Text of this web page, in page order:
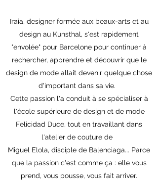
Iraia, designer formée aux beaux-arts et au
design au Kunsthal, s'est rapidement
"envolée" pour Barcelone pour continuer à
rechercher, apprendre et découvrir que le
design de mode allait devenir quelque chose
d'important dans sa vie.
Cette passion l'a conduit à se spécialiser à
l'école supérieure de design et de mode
Felicidad Duce, tout en travaillant dans
l'atelier de couture de
Miguel Elola, disciple de Balenciaga... Parce
que la passion c'est comme ça : elle vous
prend, vous pousse, vous fait arriver.